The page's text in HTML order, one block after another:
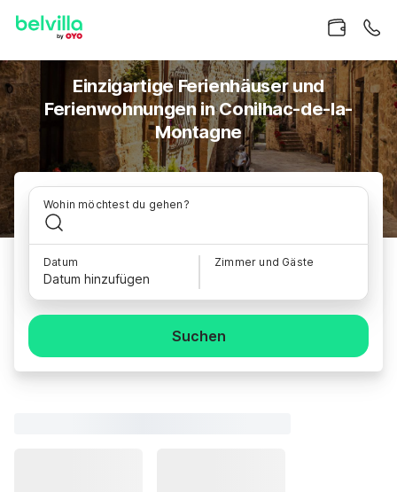
Einzigartige Ferienhäuser und
Ferienwohnungen in Conilhac-de-la-
Montagne
Wohin möchtest du gehen?
Datum
Datum hinzufügen
Zimmer und Gäste
Suchen